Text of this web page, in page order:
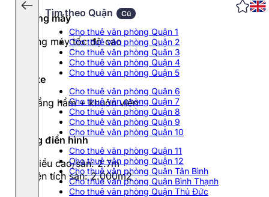
Tìm theo Quận Cũ
Cho thuê văn phòng Quận 1
Cho thuê văn phòng Quận 2
Cho thuê văn phòng Quận 3
Cho thuê văn phòng Quận 4
Cho thuê văn phòng Quận 5
Cho thuê văn phòng Quận 6
Cho thuê văn phòng Quận 7
Cho thuê văn phòng Quận 8
Cho thuê văn phòng Quận 9
Cho thuê văn phòng Quận 10
Cho thuê văn phòng Quận 11
Cho thuê văn phòng Quận 12
Cho thuê văn phòng Quận Tân Bình
Cho thuê văn phòng Quận Bình Thạnh
Cho thuê văn phòng Quận Thủ Đức
Thang máy
Thang máy tốc độ cao
Đỗ xe
03 tầng hầm + khuôn viên
Tầng điển hình
- Chiều cao/sàn: 2.7m
- Diện tích sàn: 2.000m2